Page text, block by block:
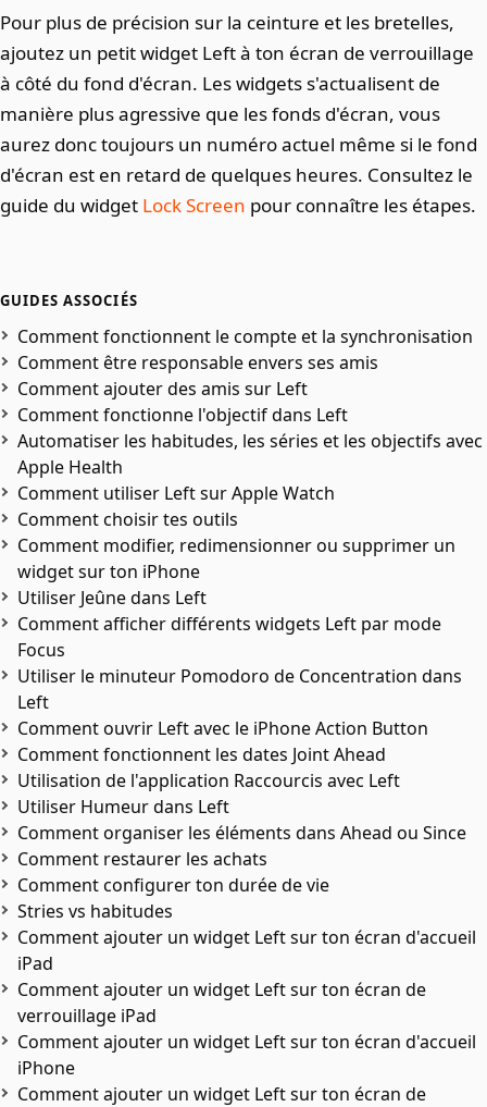
Pour plus de précision sur la ceinture et les bretelles,
ajoutez un petit widget Left à ton écran de verrouillage
à côté du fond d'écran. Les widgets s'actualisent de
manière plus agressive que les fonds d'écran, vous
aurez donc toujours un numéro actuel même si le fond
d'écran est en retard de quelques heures. Consultez le
guide du widget Lock Screen pour connaître les étapes.
GUIDES ASSOCIÉS
Comment fonctionnent le compte et la synchronisation
Comment être responsable envers ses amis
Comment ajouter des amis sur Left
Comment fonctionne l'objectif dans Left
Automatiser les habitudes, les séries et les objectifs avec
Apple Health
Comment utiliser Left sur Apple Watch
Comment choisir tes outils
Comment modifier, redimensionner ou supprimer un
widget sur ton iPhone
Utiliser Jeûne dans Left
Comment afficher différents widgets Left par mode
Focus
Utiliser le minuteur Pomodoro de Concentration dans
Left
Comment ouvrir Left avec le iPhone Action Button
Comment fonctionnent les dates Joint Ahead
Utilisation de l'application Raccourcis avec Left
Utiliser Humeur dans Left
Comment organiser les éléments dans Ahead ou Since
Comment restaurer les achats
Comment configurer ton durée de vie
Stries vs habitudes
Comment ajouter un widget Left sur ton écran d'accueil
iPad
Comment ajouter un widget Left sur ton écran de
verrouillage iPad
Comment ajouter un widget Left sur ton écran d'accueil
iPhone
Comment ajouter un widget Left sur ton écran de